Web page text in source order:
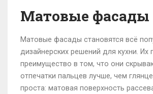
Матовые фасады
Матовые фасады становятся всё
дизайнерских решений для кухни. Их
преимущество в том, что они
отпечатки пальцев лучше, чем
проста: матовая поверхность